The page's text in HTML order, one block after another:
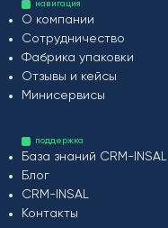
навигация
О компании
Сотрудничество
Фабрика упаковки
Отзывы и кейсы
Минисервисы
поддержка
База знаний CRM-INSAL
Блог
CRM-INSAL
Контакты